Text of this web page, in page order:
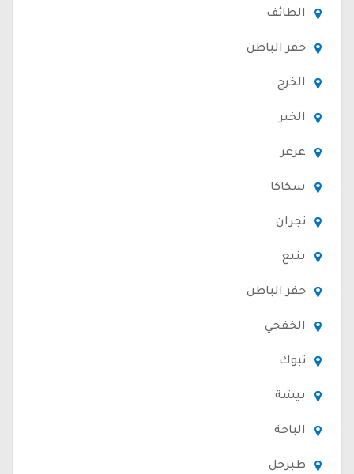
الطائف
حفر الباطن
الخرج
الخبر
عرعر
سكاكا
نجران
ينبع
حفر الباطن
الخفجي
تبوك
بيشة
الباحة
طبرجل